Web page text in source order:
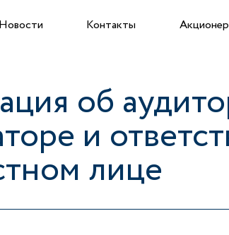
Новости Контакты
об
и
лице